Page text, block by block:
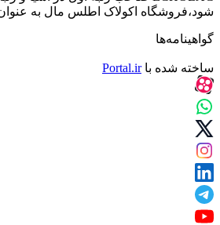
شود،فروشگاه اکولاک اطلس مال به عنوان
گواهینامه‌ها
ساخته شده باPortal.ir